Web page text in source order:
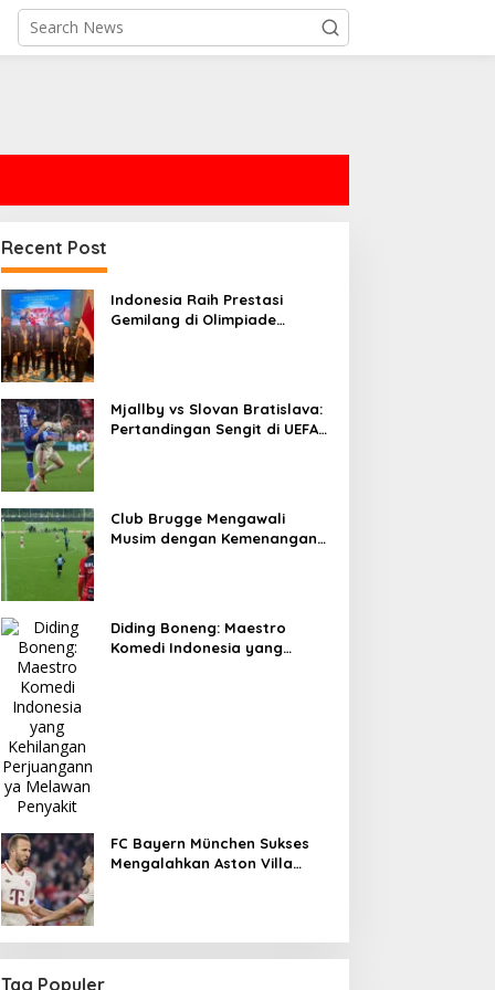
Recent Post
Indonesia Raih Prestasi
Gemilang di Olimpiade
Mjallby vs Slovan Bratislava:
Pertandingan Sengit di UEFA
Club Brugge Mengawali
Musim dengan Kemenangan
Diding Boneng: Maestro
Komedi Indonesia yang
FC Bayern München Sukses
Mengalahkan Aston Villa
Tag Populer